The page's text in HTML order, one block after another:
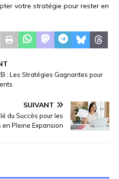
votre stratégie pour rester en
: Les Stratégies Gagnantes pour
SUIVANT
du Succès pour les
en Pleine Expansion